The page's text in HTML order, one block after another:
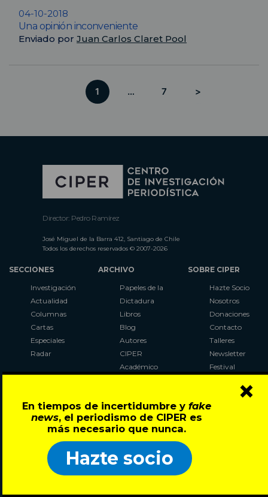
En tiempos de incertidumbre y fake
news, el periodismo de CIPER es
más necesario que nunca.
Hazte socio
×
04-10-2018
Una opinión inconveniente
Enviado por Juan Carlos Claret Pool
1 … 7 >
Director: Pedro Ramírez
José Miguel de la Barra 412, Santiago de Chile
Todos los derechos reservados © 2007-2026
SECCIONES
Investigación
Actualidad
Columnas
Cartas
Especiales
Radar
ARCHIVO
Papeles de la
Dictadura
Libros
Blog
Autores
CIPER
Académico
Al Plebiscito
con CIPER
SOBRE CIPER
Hazte Socio
Nosotros
Donaciones
Contacto
Talleres
Newsletter
Festival